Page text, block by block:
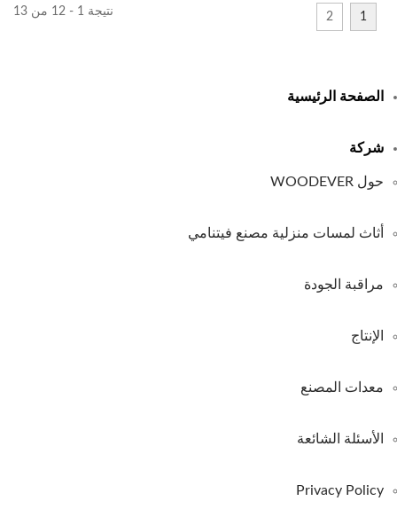
نتيجة 1 - 12 من 13 1
2
الصفحة الرئيسية
شركة
حول WOODEVER
أثاث لمسات منزلية مصنع فيتنامي
مراقبة الجودة
الإنتاج
معدات المصنع
الأسئلة الشائعة
Privacy Policy